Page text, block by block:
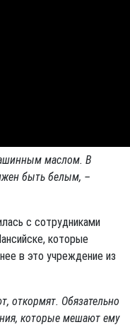
маслом. В
быть белым, –
с сотрудниками
которые
в это учреждение из
откормят. Обязательно
которые мешают ему